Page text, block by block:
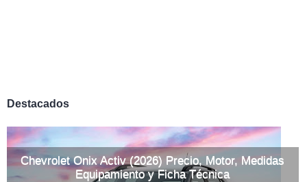
Destacados
Chevrolet Onix Activ (2026) Precio, Motor, Medidas
Equipamiento y Ficha Técnica